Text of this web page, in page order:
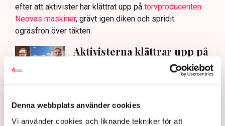
Denna webbplats använder cookies
Vi använder cookies och liknande tekniker för att
efter att aktivister har klättrat upp på torvproducenten
Neovas maskiner, grävt igen diken och spridit
ogräsfrön över täkten.
Aktivisterna klättrar upp på
maskiner – polisen kan inte
avvisa dem: ”Upptrappning
på helt ny nivå”
AI-sammanfattning